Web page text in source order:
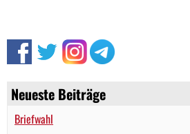
Neueste Beiträge
Briefwahl